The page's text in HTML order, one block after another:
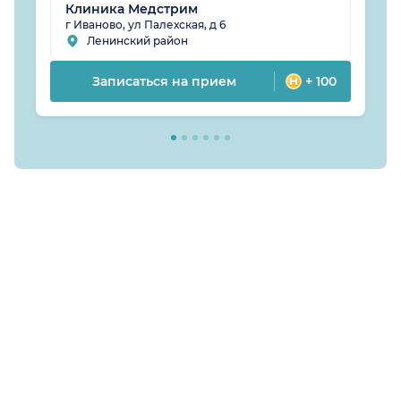
Клиника Медстрим
г Иваново, ул Палехская, д 6
Ленинский район
Записаться на прием + 100